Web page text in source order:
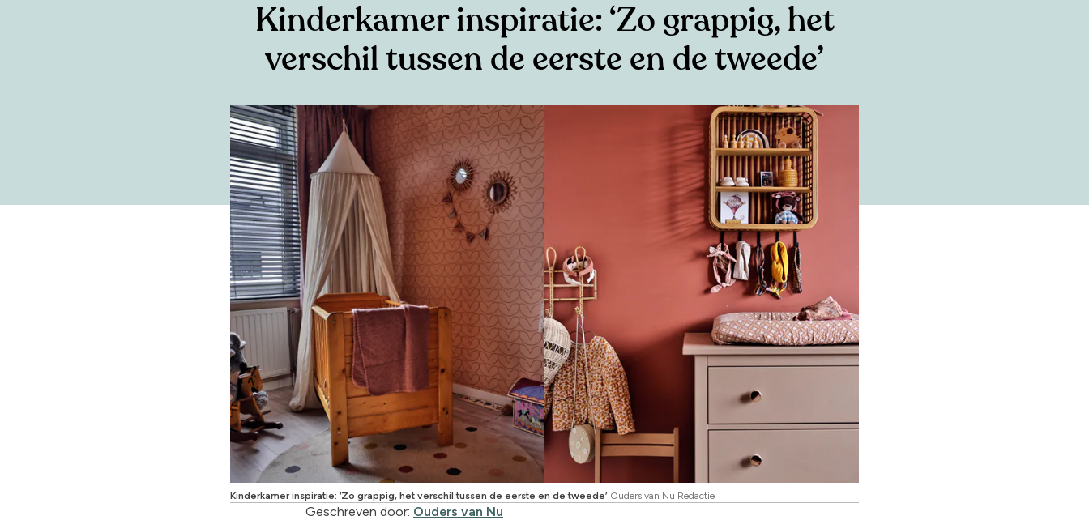
Kinderkamer inspiratie: ‘Zo grappig, het
verschil tussen de eerste en de tweede’
Kinderkamer inspiratie: ‘Zo grappig, het verschil tussen de eerste en de tweede’ Ouders van Nu Redactie
Geschreven door: Ouders van Nu